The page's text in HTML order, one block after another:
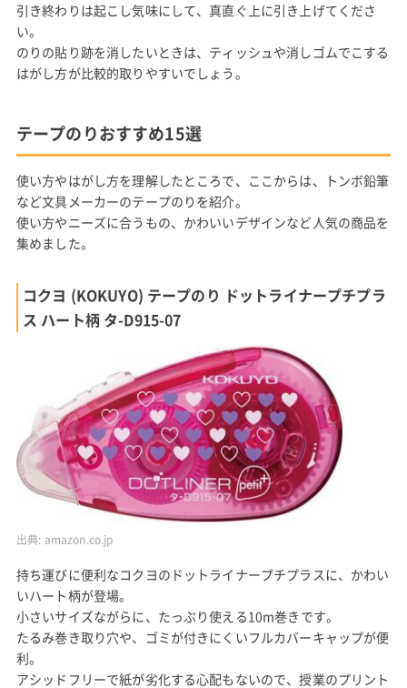
引き終わりは起こし気味にして、真直ぐ上に引き上げてくださ
い。
のりの貼り跡を消したいときは、ティッシュや消しゴムでこする
はがし方が比較的取りやすいでしょう。
テープのりおすすめ15選
使い方やはがし方を理解したところで、ここからは、トンボ鉛筆
など文具メーカーのテープのりを紹介。
使い方やニーズに合うもの、かわいいデザインなど人気の商品を
集めました。
コクヨ (KOKUYO) テープのり ドットライナープチプラ
ス ハート柄 タ-D915-07
出典: amazon.co.jp
持ち運びに便利なコクヨのドットライナープチプラスに、かわい
いハート柄が登場。
小さいサイズながらに、たっぷり使える10m巻きです。
たるみ巻き取り穴や、ゴミが付きにくいフルカバーキャップが便
利。
アシッドフリーで紙が劣化する心配もないので、授業のプリント